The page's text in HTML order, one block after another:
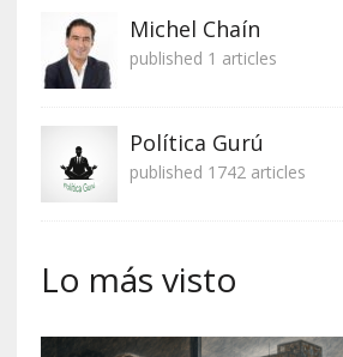
Michel Chaín
published 1 articles
Política Gurú
published 1742 articles
Lo más visto